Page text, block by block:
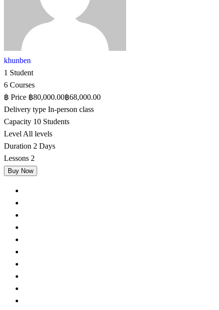
khunben
1 Student
6 Courses
฿ Price ฿80,000.00฿68,000.00
Delivery type In-person class
Capacity 10 Students
Level All levels
Duration 2 Days
Lessons 2
Buy Now